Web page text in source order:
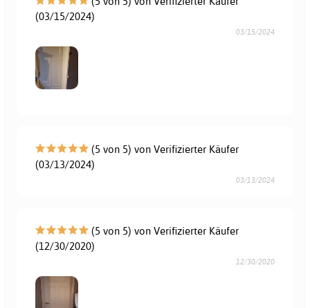
(03/15/2024)
03/15/2024
(5 von 5) von Verifizierter Käufer
(03/13/2024)
03/13/2024
(5 von 5) von Verifizierter Käufer
(12/30/2020)
12/30/2020